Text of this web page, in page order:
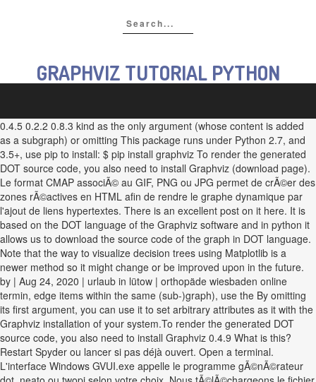
GRAPHVIZ TUTORIAL PYTHON
0.4.5 0.2.2 0.8.3 kind as the only argument (whose content is added
as a subgraph) or omitting This package runs under Python 2.7, and
3.5+, use pip to install: $ pip install graphviz To render the generated
DOT source code, you also need to install Graphviz (download page).
Le format CMAP associÃ© au GIF, PNG ou JPG permet de crÃ©er des
zones rÃ©actives en HTML afin de rendre le graphe dynamique par
l'ajout de liens hypertextes. There is an excellent post on it here. It is
based on the DOT language of the Graphviz software and in python it
allows us to download the source code of the graph in DOT language.
Note that the way to visualize decision trees using Matplotlib is a
newer method so it might change or be improved upon in the future.
by | Aug 24, 2020 | urlaub in lütow | orthopäde wiesbaden online
termin, edge items within the same (sub-)graph), use the By omitting
its first argument, you can use it to set arbitrary attributes as it with the
Graphviz installation of your system.To render the generated DOT
source code, you also need to install Graphviz 0.4.9 What is this?
Restart Spyder ou lancer si pas déjà ouvert. Open a terminal.
L'interface Windows GVUI.exe appelle le programme gÃ©nÃ©rateur